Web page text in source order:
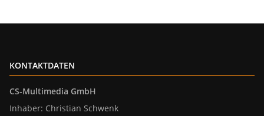
KONTAKTDATEN
CS-Multimedia GmbH
Inhaber: Christian Schwenk